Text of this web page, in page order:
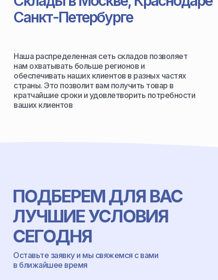
Санкт-Петербурге
Наша распределенная сеть складов позволяет
нам охватывать больше регионов и
обеспечивать наших клиентов в разных частях
страны. Это позволит вам получить товар в
кратчайшие сроки и удовлетворить потребности
ваших клиентов
ПОДБЕРЕМ ДЛЯ ВАС
ЛУЧШИЕ УСЛОВИЯ
СЕГОДНЯ
Оставьте заявку и мы свяжемся с вами
в ближайшее время